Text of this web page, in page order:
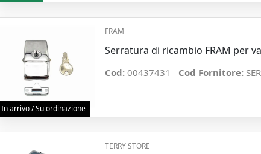
In arrivo / Su ordinazione
FRAM
Serratura di ricambio FRAM per
Cod: 00437431 Cod Fornitore:
TERRY STORE